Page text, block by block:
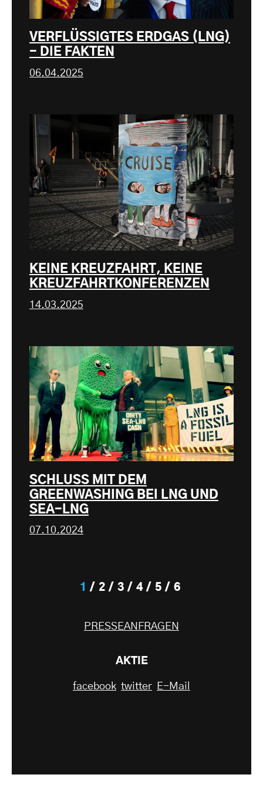
VERFLÜSSIGTES ERDGAS (LNG)
- DIE FAKTEN
06.04.2025
KEINE KREUZFAHRT, KEINE
KREUZFAHRTKONFERENZEN
14.03.2025
SCHLUSS MIT DEM
GREENWASHING BEI LNG UND
SEA-LNG
07.10.2024
1 2 3 4 5 6
PRESSEANFRAGEN
AKTIE
facebook twitter E-Mail